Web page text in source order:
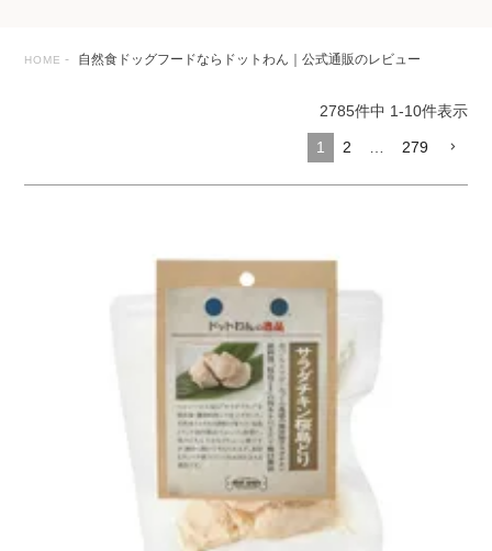
HOME 自然食ドッグフードならドットわん｜公式通販のレビュー
2785件中 1-10件表示
1 2 279